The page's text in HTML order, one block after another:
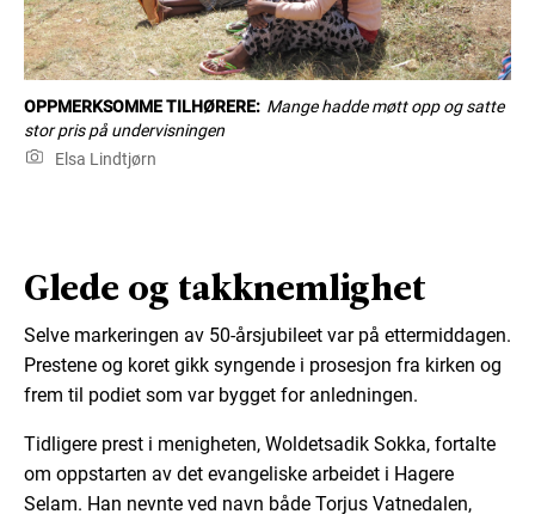
OPPMERKSOMME TILHØRERE: Mange hadde møtt opp og satte
stor pris på undervisningen
Elsa Lindtjørn
Glede og takknemlighet
Selve markeringen av 50-årsjubileet var på ettermiddagen.
Prestene og koret gikk syngende i prosesjon fra kirken og
frem til podiet som var bygget for anledningen.
Tidligere prest i menigheten, Woldetsadik Sokka, fortalte
om oppstarten av det evangeliske arbeidet i Hagere
Selam. Han nevnte ved navn både Torjus Vatnedalen,